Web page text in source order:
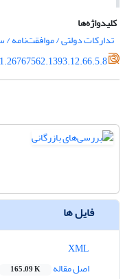
کلیدواژه‌ها
تدارکات دولتی / موافقت‌نامه /
فایل ها
اصل مقاله
165.09 K